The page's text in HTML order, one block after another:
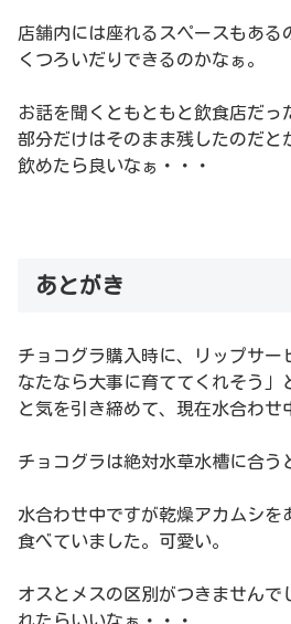
店舗内には座れるスペースもある
くつろいだりできるのかなぁ。
お話を聞くともともと飲食店だっ
部分だけはそのまま残したのだと
飲めたら良いなぁ・・・
あとがき
チョコグラ購入時に、リップサー
なたなら大事に育ててくれそう」
と気を引き締めて、現在水合わせ
チョコグラは絶対水草水槽に合う
水合わせ中ですが乾燥アカムシを
食べていました。可愛い。
オスとメスの区別がつきませんで
れたらいいなぁ・・・